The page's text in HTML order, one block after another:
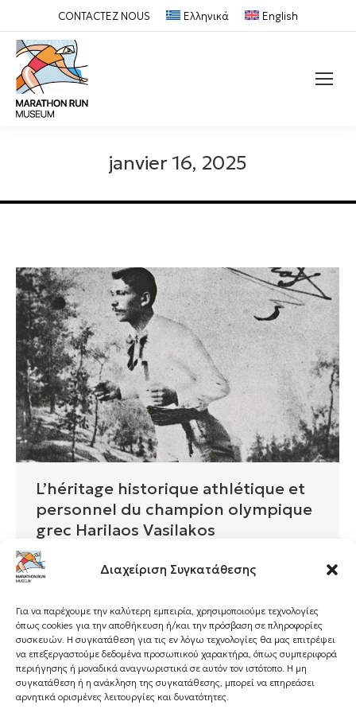
Διαχείριση Συγκατάθεσης
Για να παρέχουμε την καλύτερη εμπειρία, χρησιμοποιούμε τεχνολογίες
όπως cookies για την αποθήκευση ή/και την πρόσβαση σε πληροφορίες
συσκευών. Η συγκατάθεση για τις εν λόγω τεχνολογίες θα μας επιτρέψει
να επεξεργαστούμε δεδομένα προσωπικού χαρακτήρα, όπως συμπεριφορά
περιήγησης ή μοναδικά αναγνωριστικά σε αυτόν τον ιστότοπο. Η μη
συγκατάθεση ή η ανάκληση της συγκατάθεσης, μπορεί να επηρεάσει
αρνητικά ορισμένες λειτουργίες και δυνατότητες.
CONTACTEZ NOUS Ελληνικά English
Recherche
janvier 16, 2025
L’héritage historique athlétique et
personnel du champion olympique
grec Harilaos Vasilakos
Collections
Les reliques sportives et personnelles du
marathon d’Athènes en 1896 ornent le musée
de la route du marathon. Les objets exposés
ont été offerts par la famille du glorieux
marathonien.